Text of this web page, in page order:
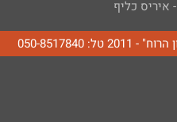
איריס כליף
8517840